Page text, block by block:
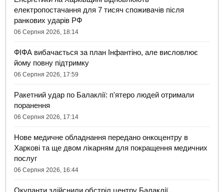
електропостачання для 7 тисяч споживачів після
ранкових ударів РФ
06 Серпня 2026, 18:14
ФІФА вибачається за план Інфантіно, але висловлює
йому повну підтримку
06 Серпня 2026, 17:59
Ракетний удар по Балаклії: п'ятеро людей отримали
поранення
06 Серпня 2026, 17:14
Нове медичне обладнання передано онкоцентру в
Харкові та ще двом лікарням для покращення медичних
послуг
06 Серпня 2026, 16:44
Окупанти здійснили обстріл центру Балаклії,